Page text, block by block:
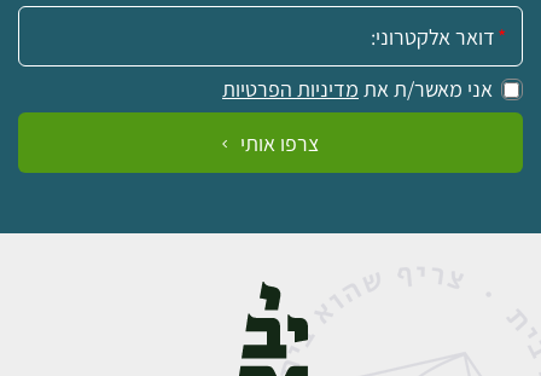
אימייל:
אני מאשר/ת את מדיניות הפרטיות
צרפו אותי